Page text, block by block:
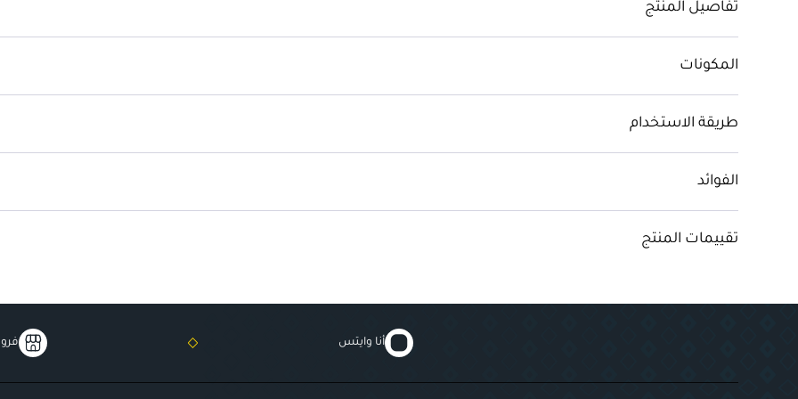
تفاصيل المنتج
المكونات
طريقة الاستخدام
الفوائد
تقييمات المنتج
أنا وايتس